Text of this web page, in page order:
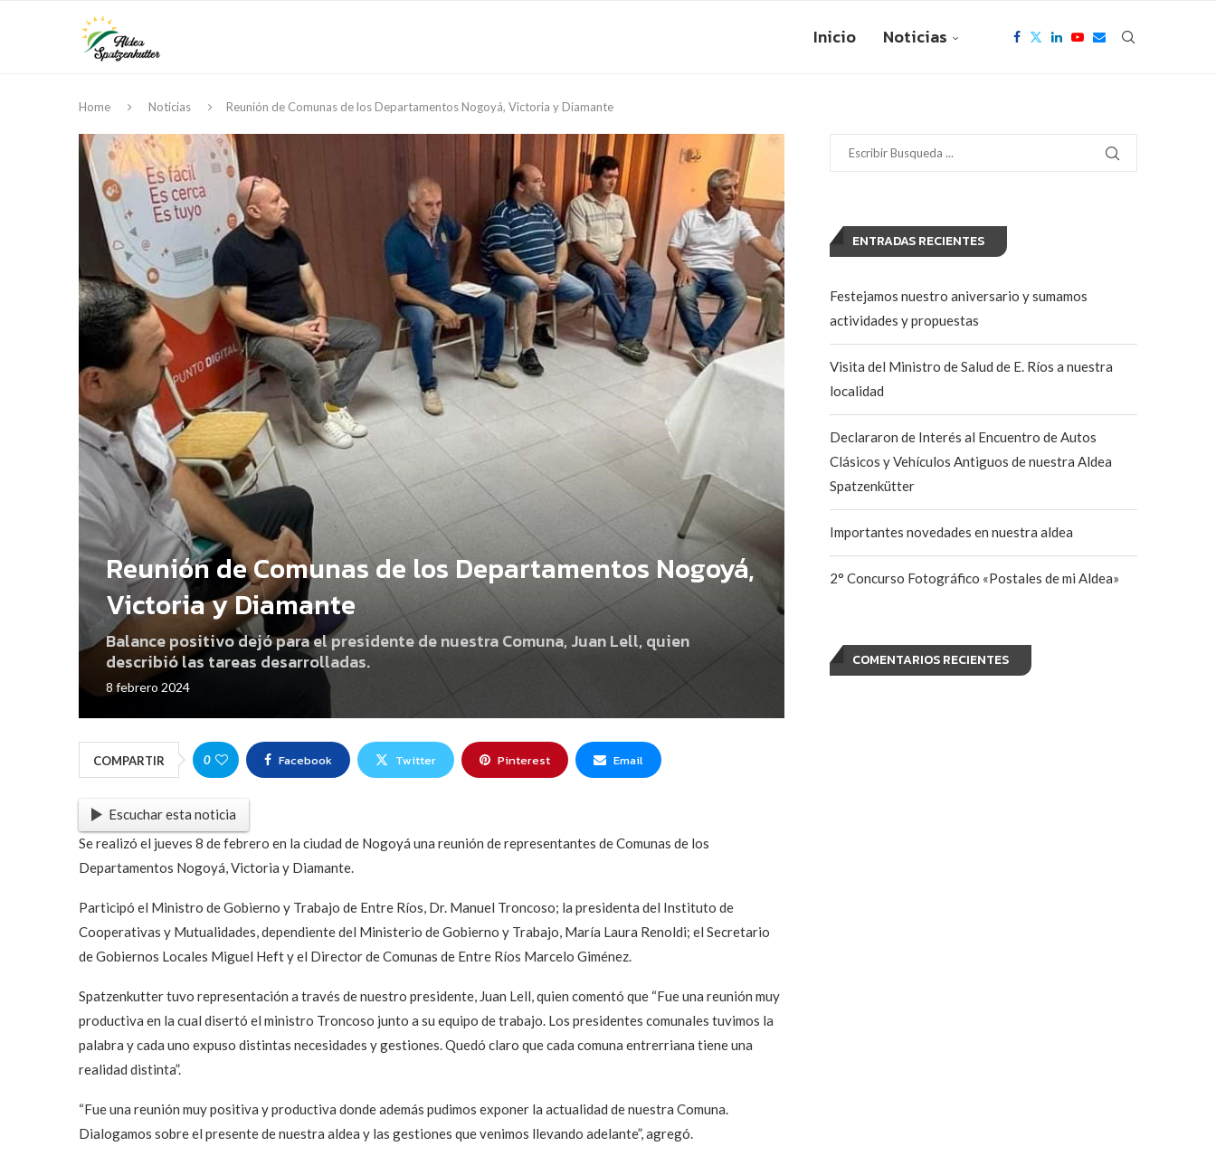
Inicio Noticias
Home Noticias Reunión de Comunas de los Departamentos Nogoyá, Victoria y Diamante
Reunión de Comunas de los Departamentos Nogoyá,
Victoria y Diamante
Balance positivo dejó para el presidente de nuestra Comuna, Juan Lell, quien
describió las tareas desarrolladas.
8 febrero 2024
COMPARTIR 0 Facebook Twitter Pinterest Email
Escuchar esta noticia
Se realizó el jueves 8 de febrero en la ciudad de Nogoyá una reunión de representantes de Comunas de los
Departamentos Nogoyá, Victoria y Diamante.
Participó el Ministro de Gobierno y Trabajo de Entre Ríos, Dr. Manuel Troncoso; la presidenta del Instituto de
Cooperativas y Mutualidades, dependiente del Ministerio de Gobierno y Trabajo, María Laura Renoldi; el Secretario
de Gobiernos Locales Miguel Heft y el Director de Comunas de Entre Ríos Marcelo Giménez.
Spatzenkutter tuvo representación a través de nuestro presidente, Juan Lell, quien comentó que “Fue una reunión muy
productiva en la cual disertó el ministro Troncoso junto a su equipo de trabajo. Los presidentes comunales tuvimos la
palabra y cada uno expuso distintas necesidades y gestiones. Quedó claro que cada comuna entrerriana tiene una
realidad distinta”.
“Fue una reunión muy positiva y productiva donde además pudimos exponer la actualidad de nuestra Comuna.
Dialogamos sobre el presente de nuestra aldea y las gestiones que venimos llevando adelante”, agregó.
ENTRADAS RECIENTES
Festejamos nuestro aniversario y sumamos
actividades y propuestas
Visita del Ministro de Salud de E. Ríos a nuestra
localidad
Declararon de Interés al Encuentro de Autos
Clásicos y Vehículos Antiguos de nuestra Aldea
Spatzenkütter
Importantes novedades en nuestra aldea
2° Concurso Fotográfico «Postales de mi Aldea»
COMENTARIOS RECIENTES